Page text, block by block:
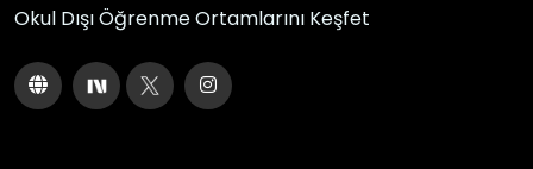
Okul Dışı Öğrenme Ortamlarını Keşfet